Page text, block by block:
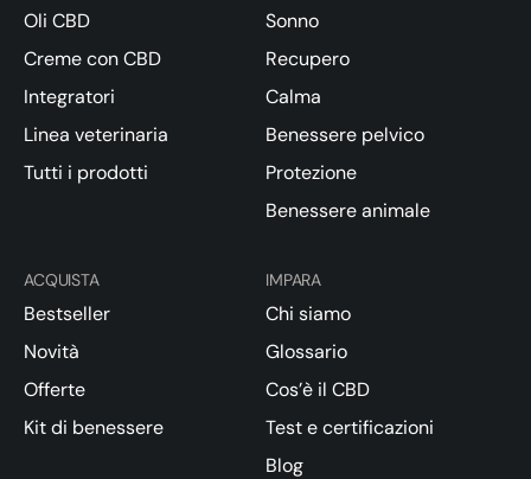
Oli CBD
Creme con CBD
Integratori
Linea veterinaria
Tutti i prodotti
Sonno
Recupero
Calma
Benessere pelvico
Protezione
Benessere animale
ACQUISTA
Bestseller
Novità
Offerte
Kit di benessere
IMPARA
Chi siamo
Glossario
Cos’è il CBD
Test e certificazioni
Blog